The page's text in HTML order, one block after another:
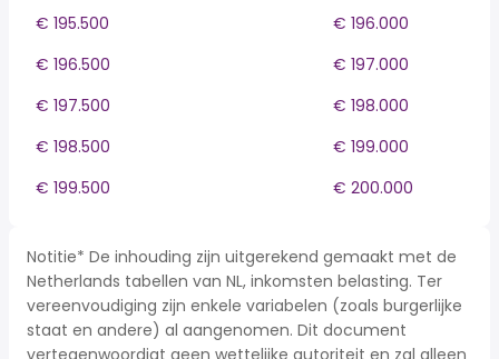
€ 195.500
€ 196.000
€ 196.500
€ 197.000
€ 197.500
€ 198.000
€ 198.500
€ 199.000
€ 199.500
€ 200.000
Notitie* De inhouding zijn uitgerekend gemaakt met de
Netherlands tabellen van NL, inkomsten belasting. Ter
vereenvoudiging zijn enkele variabelen (zoals burgerlijke
staat en andere) al aangenomen. Dit document
vertegenwoordigt geen wettelijke autoriteit en zal alleen